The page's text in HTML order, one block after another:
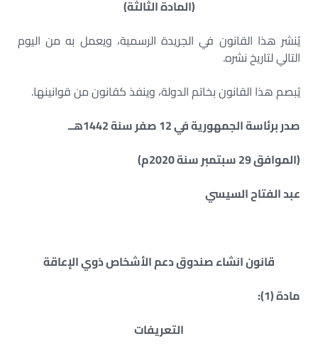
(المادة الثالثة)
يُنشر هذا القانون في الجريدة الرسمية، ويعمل به من اليوم
التالي لتاريخ نشره.
يُبصم هذا القانون بخاتم الدولة، وينفذ كقانون من قوانينها.
صدر برئاسة الجمهورية في 12 صفر سنة 1442هــ
(الموافق 29 سبتمبر سنة 2020م)
عبد الفتاح السيسي
قانون انشاء صندوق دعم الأشخاص ذوي الإعاقة
مادة (1):
التعريفات